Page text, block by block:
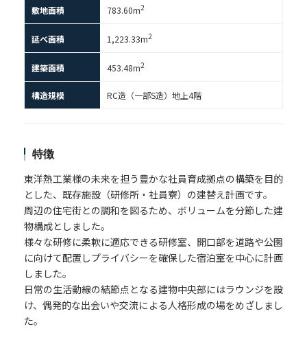
敷地面積 783.60m2
延べ面積 1,223.33m2
建築面積 453.48m2
構造規模 RC造（一部S造）地上4階
特徴
東洋熱工業様の未来を担う豊かな社員育成拠点の構築を目的
とした、既存施設（研修所・社員寮）の建替え計画です。
周辺の住宅街との調和を図るため、ボリュームを分節した建
物構成としました。
様々な研修に柔軟に適応できる研修室、開口部を道路や公園
に向けて配置しプライバシーを確保した宿泊室を中心に計画
しました。
日常の生活動線の結節点となる建物中央部にはラウンジを設
け、偶発的な出会いや交流による人格形成の場をめざしまし
た。